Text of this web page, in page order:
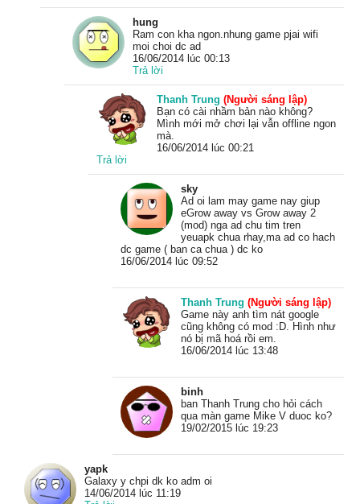
hung
Ram con kha ngon.nhung game pjai wifi
moi choi dc ad
16/06/2014 lúc 00:13
Trả lời
Thanh Trung (Người sáng lập)
Bạn có cài nhầm bản nào không?
Mình mới mở chơi lại vẫn offline ngon
mà.
16/06/2014 lúc 00:21
Trả lời
sky
Ad oi lam may game nay giup
eGrow away vs Grow away 2
(mod) nga ad chu tim tren
yeuapk chua rhay,ma ad co hach
dc game ( ban ca chua ) dc ko
16/06/2014 lúc 09:52
Thanh Trung (Người sáng lập)
Game này anh tìm nát google
cũng không có mod :D. Hình như
nó bị mã hoá rồi em.
16/06/2014 lúc 13:48
binh
ban Thanh Trung cho hỏi cách
qua màn game Mike V duoc ko?
19/02/2015 lúc 19:23
yapk
Galaxy y chpi dk ko adm oi
14/06/2014 lúc 11:19